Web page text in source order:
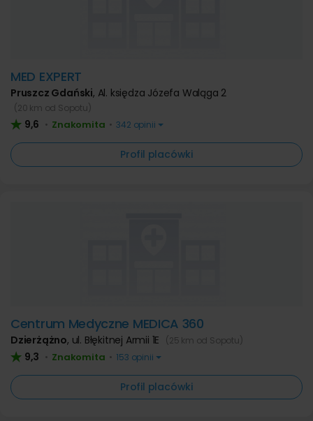
MED EXPERT
Pruszcz Gdański, Al. księdza Józefa Waląga 2
(20 km od Sopotu)
9,6 • Znakomita • 342 opinii
Profil placówki
Centrum Medyczne MEDICA 360
Dzierżążno, ul. Błękitnej Armii 1E (25 km od Sopotu)
9,3 • Znakomita • 153 opinii
Profil placówki